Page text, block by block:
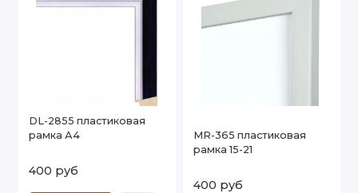
DL-2855 пластиковая
рамка А4
400 руб
MR-365 пластиковая
рамка 15-21
400 руб